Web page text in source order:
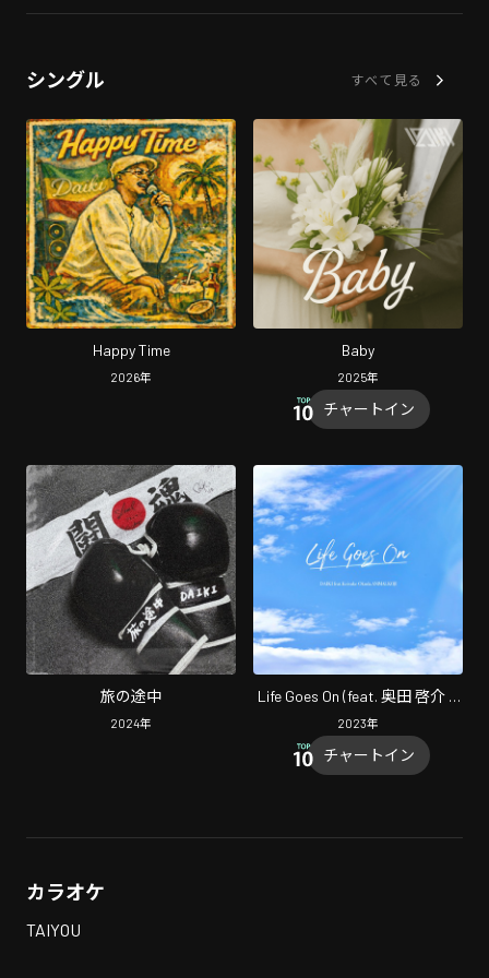
シングル すべて見る
Happy Time
2026年
Baby
2025年
チャートイン
旅の途中
2024年
Life Goes On (feat. 奥田 啓介 &
アニマル コージ)
2023年
チャートイン
カラオケ
TAIYOU